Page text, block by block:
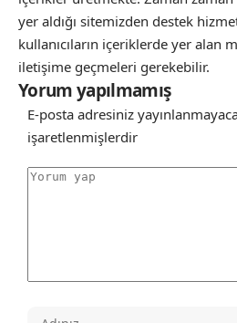
yer aldığı sitemizden destek
kullanıcıların içeriklerde yer alan
iletişime geçmeleri gerekebilir.
Yorum yapılmamış
E-posta adresiniz
işaretlenmişlerdir